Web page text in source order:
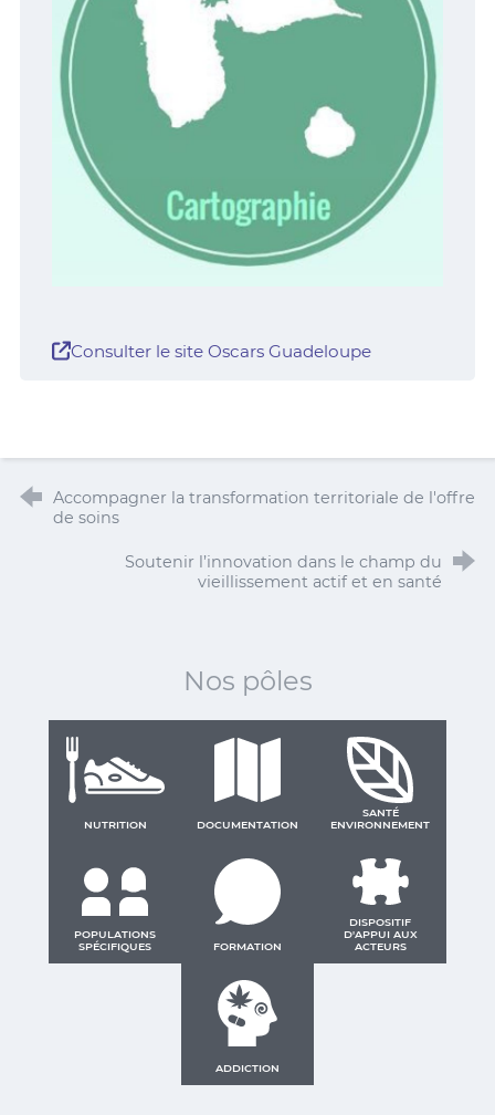
Consulter le site Oscars Guadeloupe
Accompagner la transformation territoriale de l'offre
de soins
Soutenir l’innovation dans le champ du
vieillissement actif et en santé
Nos pôles
NUTRITION DOCUMENTATION
SANTÉ
ENVIRONNEMENT
POPULATIONS
SPÉCIFIQUES
FORMATION
DISPOSITIF
D'APPUI AUX
ACTEURS
ADDICTION